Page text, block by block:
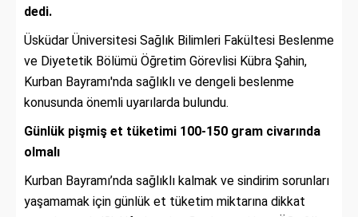
dedi.
Üsküdar Üniversitesi Sağlık Bilimleri Fakültesi Beslenme
ve Diyetetik Bölümü Öğretim Görevlisi Kübra Şahin,
Kurban Bayramı'nda sağlıklı ve dengeli beslenme
konusunda önemli uyarılarda bulundu.
Günlük pişmiş et tüketimi 100-150 gram civarında
olmalı
Kurban Bayramı’nda sağlıklı kalmak ve sindirim sorunları
yaşamamak için günlük et tüketim miktarına dikkat